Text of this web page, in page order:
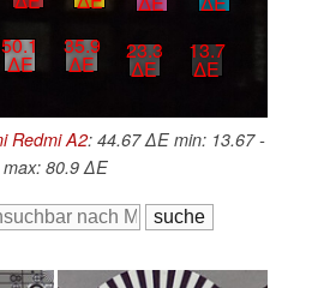
50.1
∆E
35.9
∆E
23.3
∆E
13.7
∆E
Redmi A2: 44.67 ∆E min: 13.67 -
max: 80.9 ∆E